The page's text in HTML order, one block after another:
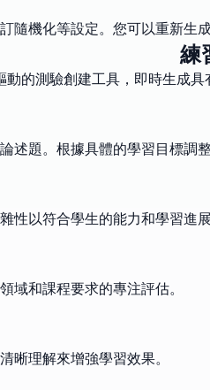
機化等設定。您可以重新生
練
動的測驗創建工具，即時生成
題。根據具體的學習目標調整
以符合學生的能力和學習進展
域和課程要求的專注評估。
晰理解來增強學習效果。